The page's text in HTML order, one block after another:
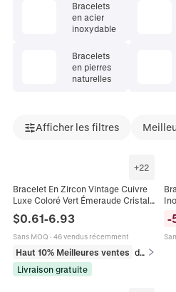
Bracelets
en acier
inoxydable
Bracelets
en pierres
naturelles
Afficher les filtres
+22
Bracelet En Zircon Vintage Cuivre
Luxe Coloré Vert Émeraude Cristal
Jonc Réglable Bijoux Cadeau Pour
Femmes
$0.61-6.93
Sans MOQ · 46 vendus récemment
Haut 10% Meilleures ventes
dans Bracelets
Livraison gratuite
-